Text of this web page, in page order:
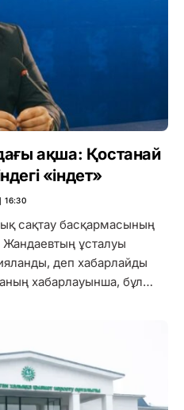
ақша: Қостанай
«індет»
16:30
сақтау басқармасының
ұсталуы
деп хабарлайды
хабарлауынша, бұл…